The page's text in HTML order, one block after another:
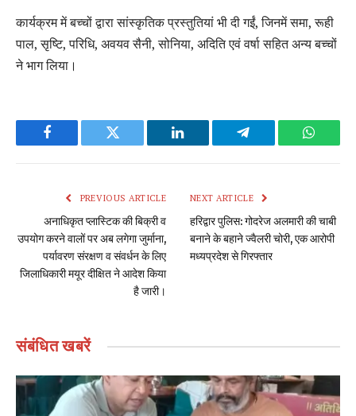
कार्यक्रम में बच्चों द्वारा सांस्कृतिक प्रस्तुतियां भी दी गईं, जिनमें समा, रूही
पाल, सृष्टि, परिधि, अवयव सैनी, सोनिया, अदिति एवं वर्षा सहित अन्य बच्चों
ने भाग लिया।
Facebook Twitter LinkedIn Telegram
PREVIOUS ARTICLE
अनाधिकृत प्लास्टिक की बिक्री व
उपयोग करने वालों पर अब लगेगा जुर्माना,
पर्यावरण संरक्षण व संवर्धन के लिए
जिलाधिकारी मयूर दीक्षित ने आदेश किया
है जारी।
NEXT ARTICLE
हरिद्वार पुलिस: गोदरेज अलमारी की चाबी
बनाने के बहाने ज्वैलरी चोरी, एक आरोपी
मध्यप्रदेश से गिरफ्तार
संबंधितखबरें